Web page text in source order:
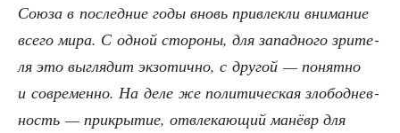
Сою­за в послед­ние годы вновь при­влек­ли вни­ма­ние
все­го мира. С одной сто­ро­ны, для запад­но­го зри­те­
ля это выгля­дит экзо­тич­но, с дру­гой — понят­но
и совре­мен­но. На деле же поли­ти­че­ская зло­бо­днев­
ность — при­кры­тие, отвле­ка­ю­щий манёвр для